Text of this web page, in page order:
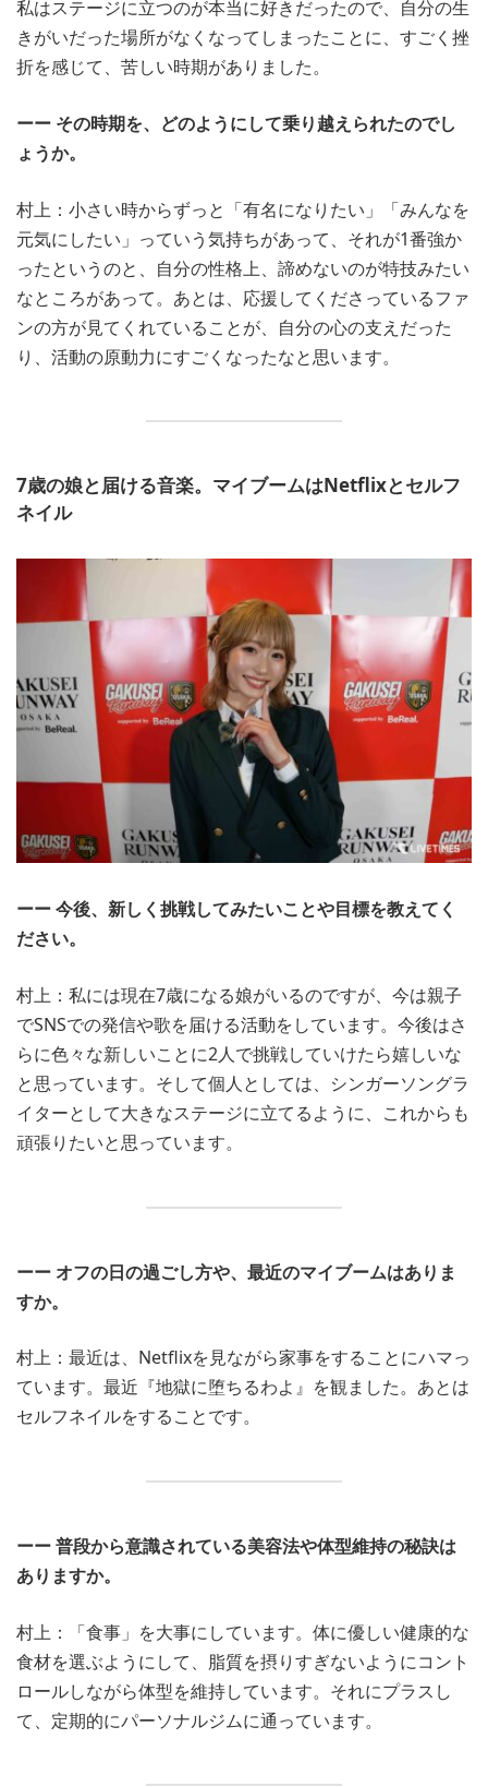
私はステージに立つのが本当に好きだったので、自分の生
きがいだった場所がなくなってしまったことに、すごく挫
折を感じて、苦しい時期がありました。
ーー その時期を、どのようにして乗り越えられたのでし
ょうか。
村上：小さい時からずっと「有名になりたい」「みんなを
元気にしたい」っていう気持ちがあって、それが1番強か
ったというのと、自分の性格上、諦めないのが特技みたい
なところがあって。あとは、応援してくださっているファ
ンの方が見てくれていることが、自分の心の支えだった
り、活動の原動力にすごくなったなと思います。
7歳の娘と届ける音楽。マイブームはNetflixとセルフ
ネイル
ーー 今後、新しく挑戦してみたいことや目標を教えてく
ださい。
村上：私には現在7歳になる娘がいるのですが、今は親子
でSNSでの発信や歌を届ける活動をしています。今後はさ
らに色々な新しいことに2人で挑戦していけたら嬉しいな
と思っています。そして個人としては、シンガーソングラ
イターとして大きなステージに立てるように、これからも
頑張りたいと思っています。
ーー オフの日の過ごし方や、最近のマイブームはありま
すか。
村上：最近は、Netflixを見ながら家事をすることにハマっ
ています。最近『地獄に堕ちるわよ』を観ました。あとは
セルフネイルをすることです。
ーー 普段から意識されている美容法や体型維持の秘訣は
ありますか。
村上：「食事」を大事にしています。体に優しい健康的な
食材を選ぶようにして、脂質を摂りすぎないようにコント
ロールしながら体型を維持しています。それにプラスし
て、定期的にパーソナルジムに通っています。